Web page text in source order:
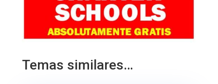
Temas similares…